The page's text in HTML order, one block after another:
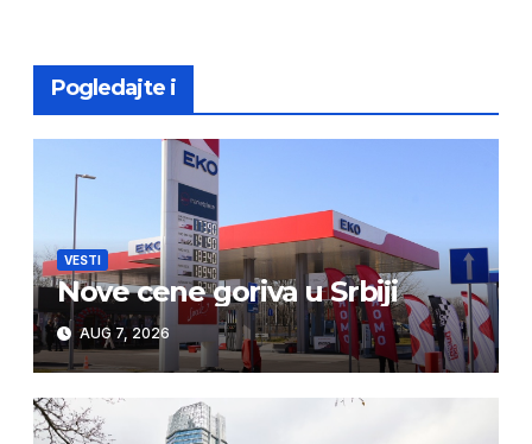
Pogledajte i
VESTI
Nove cene goriva u Srbiji
AUG 7, 2026